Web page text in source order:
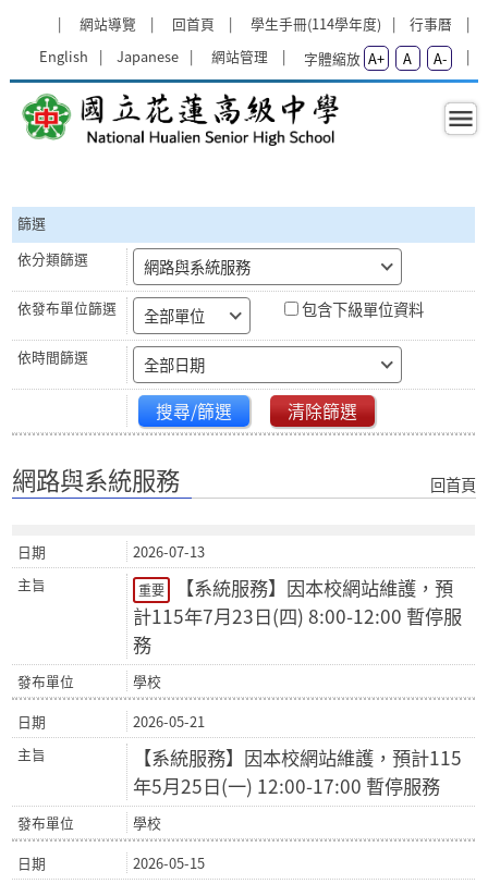
網站導覽
回首頁 學生手冊(114學年度)
行事曆
English
Japanese 網站管理 字體縮放 A+ A A-
網路與系統服務 - 國立花蓮高級中學
篩選
網路與系統服務
全部單位 包含下級單位資料
全部日期
搜尋/篩選 清除篩選
網路與系統服務 回首頁
2026-07-13
重要
【系統服務】因本校網站維護，預
計115年7月23日(四) 8:00-12:00 暫停服
務
學校
2026-05-21
【系統服務】因本校網站維護，預計115
年5月25日(一) 12:00-17:00 暫停服務
學校
2026-05-15